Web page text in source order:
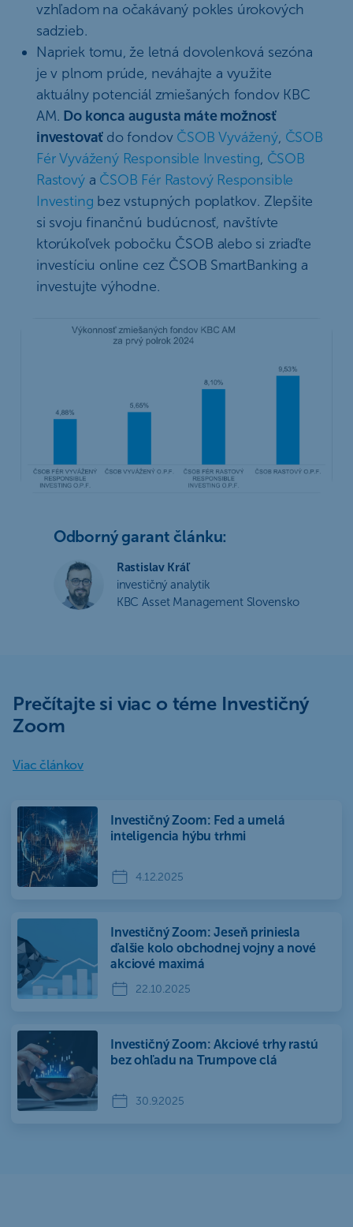
vzhľadom na očakávaný pokles úrokových
sadzieb.
Napriek tomu, že letná dovolenková sezóna
je v plnom prúde, neváhajte a využite
aktuálny potenciál zmiešaných fondov KBC
AM. Do konca augusta máte možnosť
investovať do fondov ČSOB Vyvážený, ČSOB
Fér Vyvážený Responsible Investing, ČSOB
Rastovýa ČSOB Fér Rastový Responsible
Investing bez vstupných poplatkov. Zlepšite
si svoju finančnú budúcnosť, navštívte
ktorúkoľvek pobočku ČSOB alebo si zriaďte
investíciu online cez ČSOB SmartBanking a
investujte výhodne.
Odborný garant článku:
Rastislav Kráľ
investičný analytik
KBC Asset Management Slovensko
Prečítajte si viac o téme Investičný
Zoom
Viac článkov
Investičný Zoom: Fed a umelá
inteligencia hýbu trhmi
4.12.2025
Investičný Zoom: Jeseň priniesla
ďalšie kolo obchodnej vojny a nové
akciové maximá
22.10.2025
Investičný Zoom: Akciové trhy rastú
bez ohľadu na Trumpove clá
30.9.2025